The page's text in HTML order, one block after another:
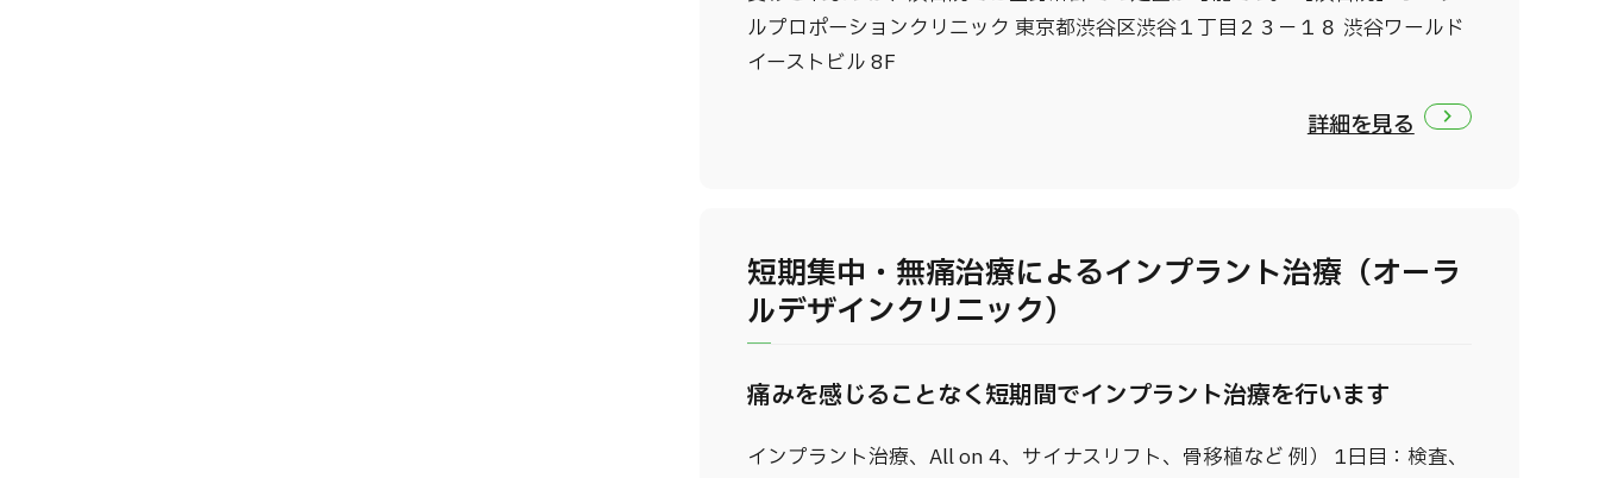
ルプロポーションクリニック 東京都渋谷区渋谷１丁目２３－１８ 渋谷ワールド
イーストビル 8F
詳細を見る
短期集中・無痛治療によるインプラント治療（オーラ
ルデザインクリニック）
痛みを感じることなく短期間でインプラント治療を行います
インプラント治療、All on 4、サイナスリフト、骨移植など 例） 1日目：検査、